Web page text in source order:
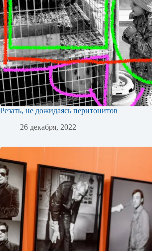
Резать, не дожидаясь перитонитов
26 декабря, 2022